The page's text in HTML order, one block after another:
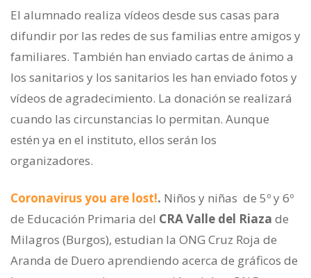
El alumnado realiza vídeos desde sus casas para
difundir por las redes de sus familias entre amigos y
familiares. También han enviado cartas de ánimo a
los sanitarios y los sanitarios les han enviado fotos y
vídeos de agradecimiento. La donación se realizará
cuando las circunstancias lo permitan. Aunque
estén ya en el instituto, ellos serán los
organizadores.
Coronavirus you are lost!. Niños y niñas de 5º y 6º
de Educación Primaria del CRA Valle del Riaza de
Milagros (Burgos), estudian la ONG Cruz Roja de
Aranda de Duero aprendiendo acerca de gráficos de